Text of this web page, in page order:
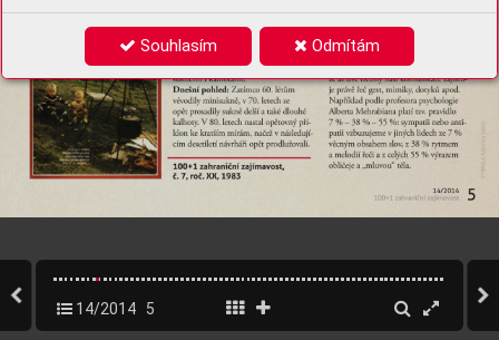
Souhlasím Odmítám
14/2014 5